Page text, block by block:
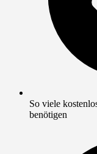
So viele
benötigen